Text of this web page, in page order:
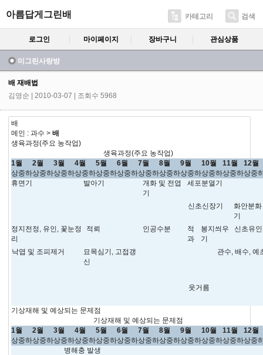
아름답게그린배 카테고리 검색
로그인 마이페이지 장바구니 관심상품
미그린사랑방
배 재배법
김영순 | 2010-03-07 | 조회수 5968
배
메인 : 과수 > 배
생육과정(주요 농작업)
생육과정(주요 농작업)
1월
2월 3월 4월 5월 6월 7월 8월 9월 10월 11월
12월
상중하상중하상중하상중하상중하상중하상중하상중하상중하상중하상중하상중
휴면기
발아기
개화 및 전엽
기
세포분열기
신초신장기
화안분화
기
정지전정, 유인, 꽃눈정
리
적뢰 인공수분
적
과
봉지씌우
기
신초유인
낙엽 및 조피제거
묘목심기, 고접갱
신
관수, 배수, 예
웃거름
기상재해 및 예상되는 문제점
기상재해 및 예상되는 문제점
1월
2월 3월 4월 5월 6월 7월 8월 9월 10월 11월
12월
상중하상중하상중하상중하상중하상중하상중하상중하상중하상중하상중하상중
병해충 발생